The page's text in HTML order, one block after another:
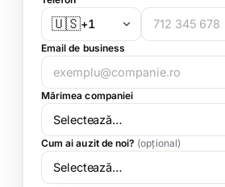
🇺🇸+1
Email de business
Mărimea companiei
Cum ai auzit de noi? (opțional)